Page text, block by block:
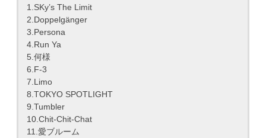
1.SKy’s The Limit
2.Doppelgänger
3.Persona
4.Run Ya
5.何様
6.F-3
7.Limo
8.TOKYO SPOTLIGHT
9.Tumbler
10.Chit-Chit-Chat
11.愛ブルーム